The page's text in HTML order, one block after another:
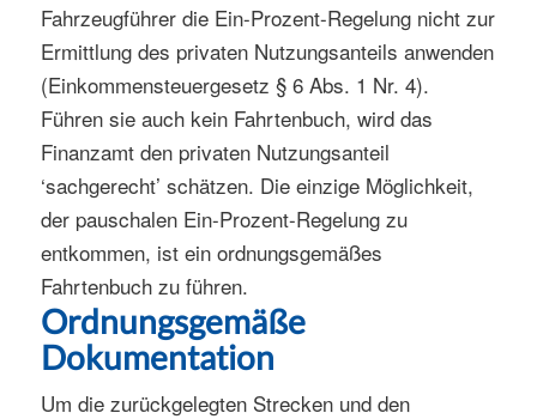
Fahrzeugführer die Ein-Prozent-Regelung nicht zur
Ermittlung des privaten Nutzungsanteils anwenden
(Einkommensteuergesetz § 6 Abs. 1 Nr. 4).
Führen sie auch kein Fahrtenbuch, wird das
Finanzamt den privaten Nutzungsanteil
‘sachgerecht’ schätzen. Die einzige Möglichkeit,
der pauschalen Ein-Prozent-Regelung zu
entkommen, ist ein ordnungsgemäßes
Fahrtenbuch zu führen.
Ordnungsgemäße
Dokumentation
Um die zurückgelegten Strecken und den